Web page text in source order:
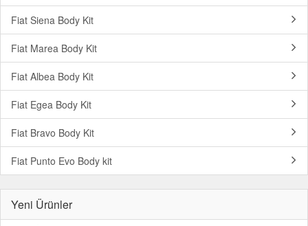
Fiat Siena Body Kit
Fiat Marea Body Kit
Fiat Albea Body Kit
Fiat Egea Body Kit
Fiat Bravo Body Kit
Fiat Punto Evo Body kit
Yeni Ürünler